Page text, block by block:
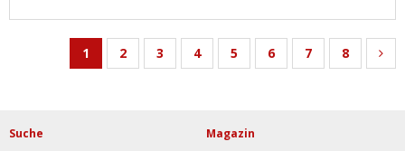
1 2 3 4 5 6 7 8
Suche Magazin